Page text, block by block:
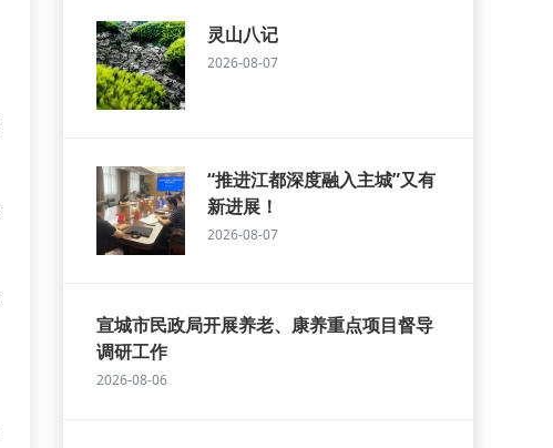
灵山八记
2026-08-07
“推进江都深度融入主城”又有
新进展！
2026-08-07
宣城市民政局开展养老、康养重点项目督导
调研工作
2026-08-06